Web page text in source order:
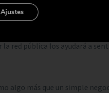
donde podrán
red pública los ayudará a
algo más que un simple
Ajustes